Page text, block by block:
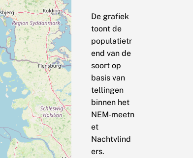
De grafiek
toont de
populatietr
end van de
soort op
basis van
tellingen
binnen het
NEM‑meetn
et
Nachtvlind
ers.